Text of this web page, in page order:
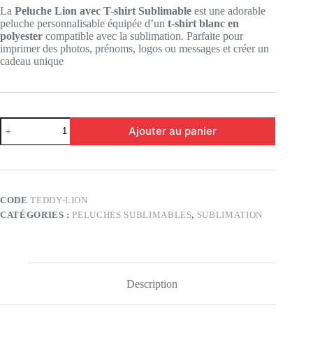
La Peluche Lion avec T-shirt Sublimable est une adorable
peluche personnalisable équipée d’un t-shirt blanc en
polyester compatible avec la sublimation. Parfaite pour
imprimer des photos, prénoms, logos ou messages et créer un
cadeau unique
quantité
de
Peluche
avec
sublimable
Ajouter au panier
CODETEDDY-LION
CATÉGORIES :PELUCHES SUBLIMABLES, SUBLIMATION
Description